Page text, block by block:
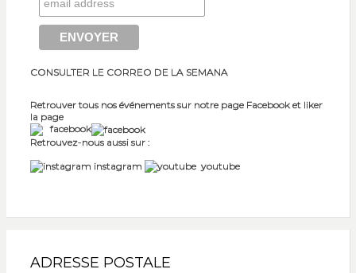
CONSULTER LE CORREO DE LA SEMANA
Retrouver tous nos événements sur notre page Facebook et liker
la page
facebook
Retrouvez-nous aussi sur :
instagram
youtube
ADRESSE POSTALE